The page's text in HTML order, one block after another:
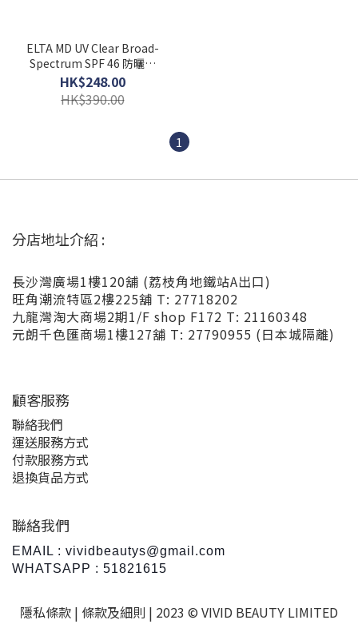
ELTA MD UV Clear Broad-
Spectrum SPF 46 防曬霜
48g (新包裝)
HK$248.00
HK$390.00
1
分店地址介紹 :
長沙灣廣場1樓120舖 (荔枝角地鐵站A出口)
旺角潮流特區2樓225舖 T: 27718202
九龍灣淘大商場2期1/F shop F172 T: 21160348
元朗千色匯商場1樓127舖 T: 27790955 (日本城隔離)
顧客服務
聯絡我們
運送服務方式
付款服務方式
退換貨品方式
聯絡我們
EMAIL : vividbeautys@gmail.com
WHATSAPP : 51821615
隱私條款 | 條款及細則 | 2023 © VIVID BEAUTY LIMITED